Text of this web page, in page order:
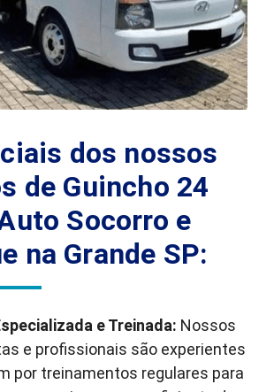
dos nossos
de Guincho 24
Socorro e
na Grande SP:
e Treinada: Nossos
e profissionais são experientes
por treinamentos regulares para